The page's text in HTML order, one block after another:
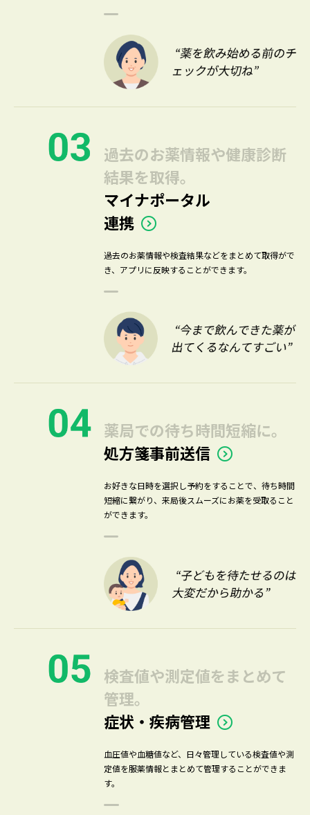
過去のお薬情報や健康診断
結果を取得。
マイナポータル
連携
過去のお薬情報や検査結果などをまとめて取得がで
き、アプリに反映することができます。
薬局での待ち時間短縮に。
処方箋事前送信
お好きな日時を選択し予約をすることで、待ち時間
短縮に繋がり、来局後スムーズにお薬を受取ること
ができます。
検査値や測定値をまとめて
管理。
症状・疾病管理
血圧値や血糖値など、日々管理している検査値や測
定値を服薬情報とまとめて管理することができま
す。